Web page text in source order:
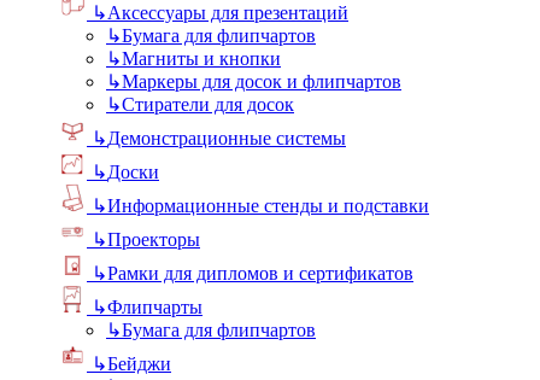
↳Аксессуары для презентаций
↳Бумага для флипчартов
↳Магниты и кнопки
↳Маркеры для досок и флипчартов
↳Стиратели для досок
↳Демонстрационные системы
↳Доски
↳Информационные стенды и подставки
↳Проекторы
↳Рамки для дипломов и сертификатов
↳Флипчарты
↳Бумага для флипчартов
↳Бейджи